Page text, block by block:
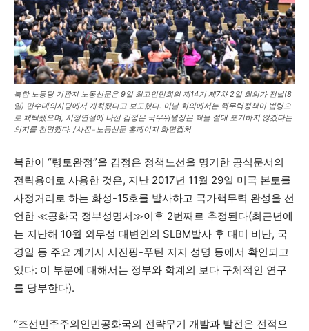
북한 노동당 기관지 노동신문은 9일 최고인민회의 제14기 제7차 2일 회의가 전날(8
일) 만수대의사당에서 개최됐다고 보도했다. 이날 회의에서는 핵무력정책이 법령으
로 채택됐으며, 시정연설에 나선 김정은 국무위원장은 핵을 절대 포기하지 않겠다는
의지를 천명했다. /사진=노동신문 홈페이지 화면캡처
북한이 “령토완정”을 김정은 정책노선을 명기한 공식문서의
전략용어로 사용한 것은, 지난 2017년 11월 29일 미국 본토를
사정거리로 하는 화성-15호를 발사하고 국가핵무력 완성을 선
언한 ≪공화국 정부성명서≫이후 2번째로 추정된다(최근년에
는 지난해 10월 외무성 대변인의 SLBM발사 후 대미 비난, 국
경일 등 주요 계기시 시진핑-푸틴 지지 성명 등에서 확인되고
있다: 이 부분에 대해서는 정부와 학계의 보다 구체적인 연구
를 당부한다).
“조선민주주의인민공화국의 전략무기 개발과 발전은 전적으